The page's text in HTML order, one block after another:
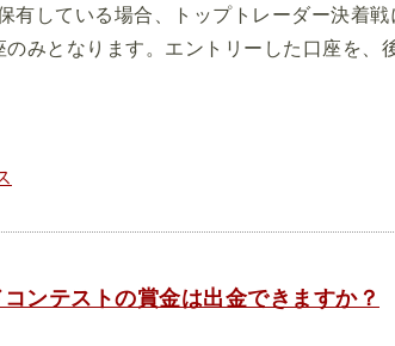
有している場合、トップトレーダー決着
のみとなります。エントリーした口座を
ンテストの賞金は出金できますか？